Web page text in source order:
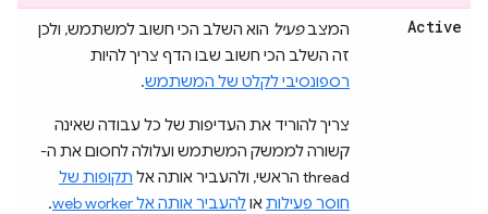
Active המצבפעיל הוא השלב הכי חשוב למשתמש, ולכן
זה השלב הכי חשוב שבו הדף צריך להיות
רספונסיבי לקלט של המשתמש.
צריך להוריד את העדיפות של כל עבודה שאינה
קשורה לממשק המשתמש ועלולה לחסום את ה-
thread הראשי, ולהעביר אותה אל
תקופות של
חוסר פעילותאולהעביר אותה אל web worker .